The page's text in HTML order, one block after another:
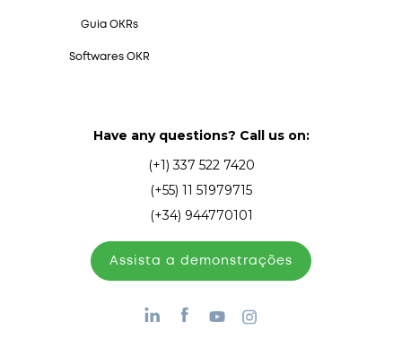
Guia OKRs
Softwares OKR
Have any questions? Call us on:
(+1) 337 522 7420
(+55) 11 51979715
(+34) 944770101
Assista а demonstrações